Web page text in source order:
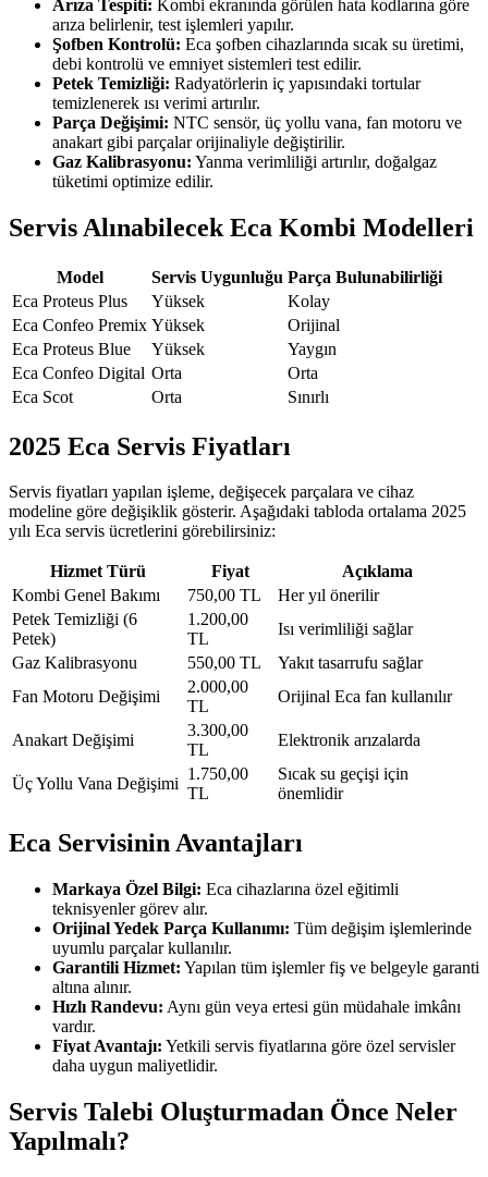
Arıza Tespiti: Kombi ekranında görülen hata kodlarına göre
arıza belirlenir, test işlemleri yapılır.
Şofben Kontrolü: Eca şofben cihazlarında sıcak su üretimi,
debi kontrolü ve emniyet sistemleri test edilir.
Petek Temizliği: Radyatörlerin iç yapısındaki tortular
temizlenerek ısı verimi artırılır.
Parça Değişimi: NTC sensör, üç yollu vana, fan motoru ve
anakart gibi parçalar orijinaliyle değiştirilir.
Gaz Kalibrasyonu: Yanma verimliliği artırılır, doğalgaz
tüketimi optimize edilir.
Servis Alınabilecek Eca Kombi Modelleri
Model Servis Uygunluğu Parça Bulunabilirliği
Eca Proteus Plus
Yüksek
Kolay
Eca Confeo Premix Yüksek
Orijinal
Eca Proteus Blue
Yüksek
Yaygın
Eca Confeo Digital Orta
Orta
Eca Scot
Orta Sınırlı
2025 Eca Servis Fiyatları
Servis fiyatları yapılan işleme, değişecek parçalara ve cihaz
modeline göre değişiklik gösterir. Aşağıdaki tabloda ortalama 2025
yılı Eca servis ücretlerini görebilirsiniz:
Hizmet Türü Fiyat
Açıklama
Kombi Genel Bakımı
750,00 TL
Her yıl önerilir
Petek Temizliği (6
Petek)
1.200,00
TL
Isı verimliliği sağlar
Gaz Kalibrasyonu
550,00 TL
Yakıt tasarrufu sağlar
Fan Motoru Değişimi
2.000,00
TL
Orijinal Eca fan kullanılır
Anakart Değişimi
3.300,00
TL
Elektronik arızalarda
Üç Yollu Vana Değişimi
1.750,00
TL
Sıcak su geçişi için
önemlidir
Eca Servisinin Avantajları
Markaya Özel Bilgi: Eca cihazlarına özel eğitimli
teknisyenler görev alır.
Orijinal Yedek Parça Kullanımı: Tüm değişim işlemlerinde
uyumlu parçalar kullanılır.
Garantili Hizmet: Yapılan tüm işlemler fiş ve belgeyle garanti
altına alınır.
Hızlı Randevu: Aynı gün veya ertesi gün müdahale imkânı
vardır.
Fiyat Avantajı: Yetkili servis fiyatlarına göre özel servisler
daha uygun maliyetlidir.
Servis Talebi Oluşturmadan Önce Neler
Yapılmalı?